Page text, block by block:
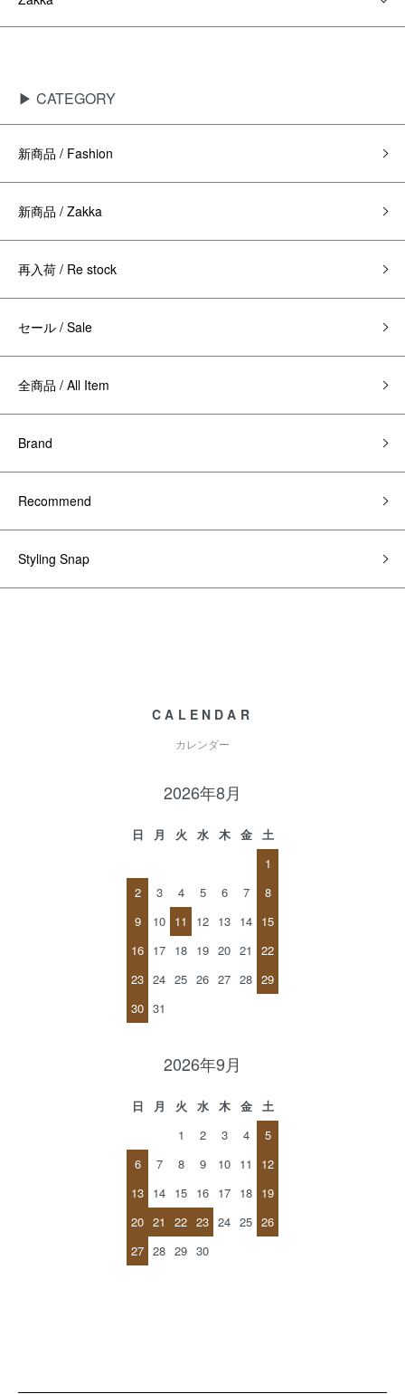
▶ CATEGORY
新商品 / Fashion
新商品 / Zakka
再入荷 / Re stock
セール / Sale
全商品 / All Item
Brand
Recommend
Styling Snap
CALENDAR
カレンダー
2026年8月
日 月 火 水 木 金
土
1
2
3 4 5 6 7
8
9
10 11 12 13 14 15
16 17 18 19 20 21
22
23 24 25 26 27 28 29
30 31
2026年9月
日 月 火 水 木 金
土
1
2 3 4
5
6
7 8 9 10 11
12
13 14 15 16 17 18 19
20 21 22 23 24 25 26
27 28 29 30